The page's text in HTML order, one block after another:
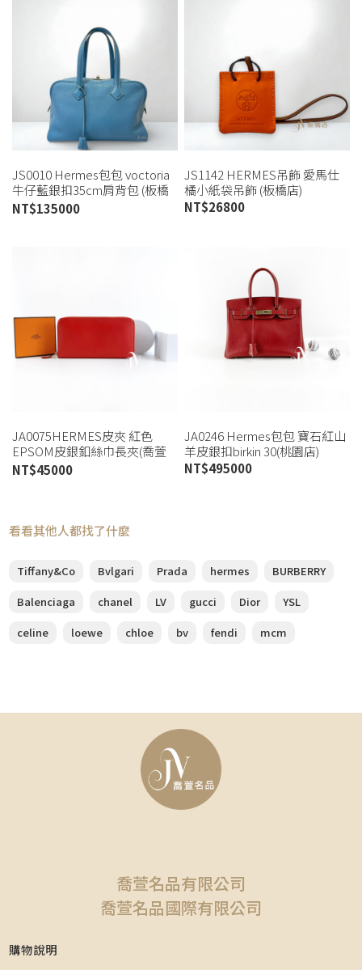
JS0010 Hermes包包 voctoria
牛仔藍銀扣35cm肩背包 (板橋
店)
NT$135000
JS1142 HERMES吊飾 愛馬仕
橘小紙袋吊飾 (板橋店)
NT$26800
JA0075HERMES皮夾 紅色
EPSOM皮銀釦絲巾長夾(喬萱
桃園店)
NT$45000
JA0246 Hermes包包 寶石紅山
羊皮銀扣birkin 30(桃園店)
NT$495000
看看其他人都找了什麼
Tiffany&Co Bvlgari Prada hermes
BURBERRY
Balenciaga
chanel LV gucci Dior
YSL
celine
loewe chloe bv fendi mcm
喬萱名品有限公司
喬萱名品國際有限公司
購物說明